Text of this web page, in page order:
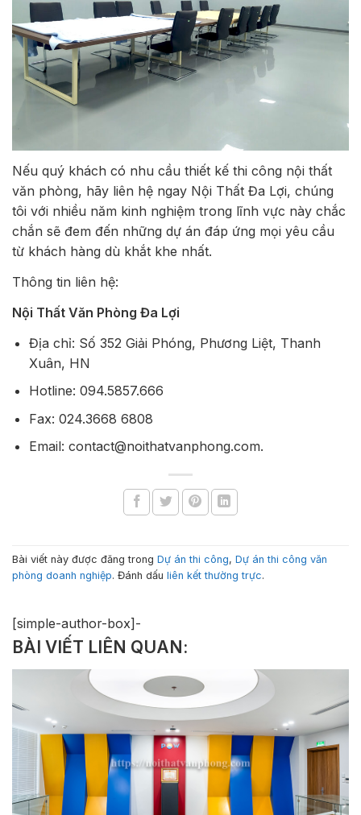
Nếu quý khách có nhu cầu thiết kế thi công nội thất
văn phòng, hãy liên hệ ngay Nội Thất Đa Lợi, chúng
tôi với nhiều năm kinh nghiệm trong lĩnh vực này chắc
chắn sẽ đem đến những dự án đáp ứng mọi yêu cầu
từ khách hàng dù khắt khe nhất.
Thông tin liên hệ:
Nội Thất Văn Phòng Đa Lợi
Địa chỉ: Số 352 Giải Phóng, Phương Liệt, Thanh
Xuân, HN
Hotline: 094.5857.666
Fax: 024.3668 6808
Email: contact@noithatvanphong.com.
Bài viết này được đăng trong Dự án thi công, Dự án thi công văn
phòng doanh nghiệp. Đánh dấu liên kết thường trực.
[simple-author-box]-
BÀI VIẾT LIÊN QUAN: